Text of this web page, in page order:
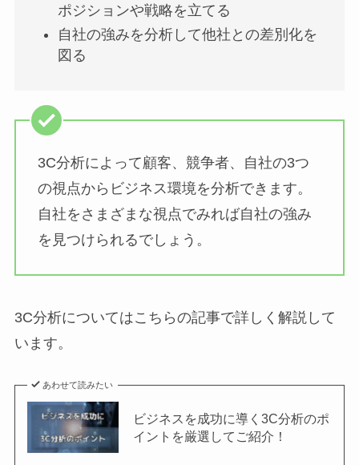
ポジションや戦略を立てる
自社の強みを分析して他社との差別化を
図る
3C分析によって顧客、競争者、自社の3つ
の視点からビジネス環境を分析できます。
自社をさまざまな視点でみれば自社の強み
を見つけられるでしょう。
3C分析についてはこちらの記事で詳しく解説して
います。
あわせて読みたい
ビジネスを成功に導く3C分析のポ
イントを厳選してご紹介！